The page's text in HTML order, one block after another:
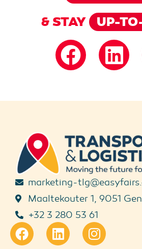
& STAY
UP-
marketing-
Maaltekouter 1, 9051
+32 3 280 53 61